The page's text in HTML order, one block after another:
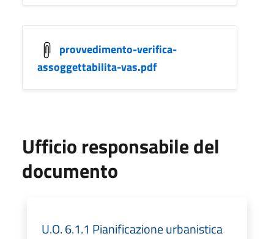
provvedimento-verifica-
assoggettabilita-vas.pdf
Ufficio responsabile del
documento
U.O. 6.1.1 Pianificazione urbanistica